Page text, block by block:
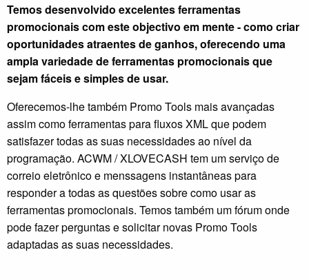
Temos desenvolvido excelentes ferramentas
promocionais com este objectivo em mente - como criar
oportunidades atraentes de ganhos, oferecendo uma
ampla variedade de ferramentas promocionais que
sejam fáceis e simples de usar.
Oferecemos-lhe também Promo Tools mais avançadas
assim como ferramentas para fluxos XML que podem
satisfazer todas as suas necessidades ao nível da
programação. ACWM / XLOVECASH tem um serviço de
correio eletrônico e menssagens instantâneas para
responder a todas as questões sobre como usar as
ferramentas promocionais. Temos também um fórum onde
pode fazer perguntas e solicitar novas Promo Tools
adaptadas as suas necessidades.